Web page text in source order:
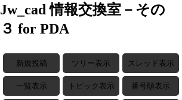
Jw_cad 情報交換室－その
３ for PDA
新規投稿 ツリー表示 スレッド表示
一覧表示 トピック表示 番号順表示